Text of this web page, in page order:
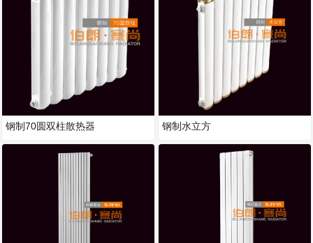
钢制70圆双柱散热器 钢制水立方